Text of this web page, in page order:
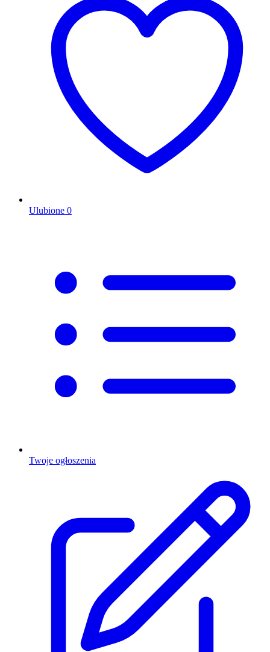
Ulubione 0
Twoje ogłoszenia